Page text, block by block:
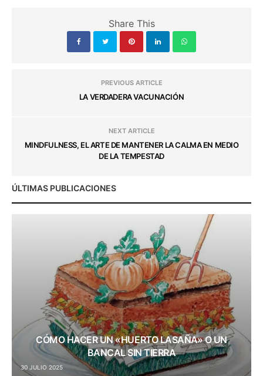
Share This
PREVIOUS ARTICLE
LA VERDADERA VACUNACIÓN
NEXT ARTICLE
MINDFULNESS, EL ARTE DE MANTENER LA CALMA EN MEDIO
DE LA TEMPESTAD
ÚLTIMAS PUBLICACIONES
CÓMO HACER UN «HUERTO LASAÑA» O UN
BANCAL SIN TIERRA
30 JULIO 2025